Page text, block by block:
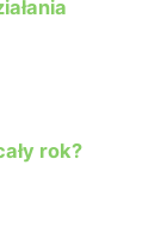
rok?